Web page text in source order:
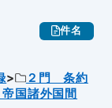
件名
２門 条約
国諸外国間